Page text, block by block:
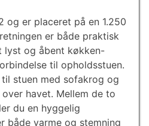
og er placeret på en 1.250
er både praktisk
lyst og åbent køkken-
til opholdsstuen.
stuen med sofakrog og
havet. Mellem de to
du en hyggelig
både varme og stemning